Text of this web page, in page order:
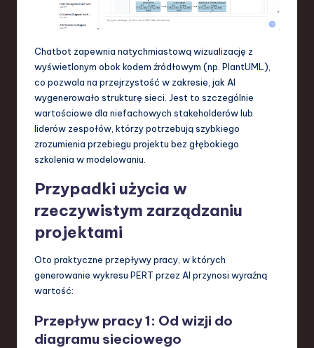
Chatbot zapewnia natychmiastową wizualizację z
wyświetlonym obok kodem źródłowym (np. PlantUML),
co pozwala na przejrzystość w zakresie, jak AI
wygenerowało strukturę sieci. Jest to szczególnie
wartościowe dla niefachowych stakeholderów lub
liderów zespołów, którzy potrzebują szybkiego
zrozumienia przebiegu projektu bez głębokiego
szkolenia w modelowaniu.
Przypadki użycia w
rzeczywistym zarządzaniu
projektami
Oto praktyczne przepływy pracy, w których
generowanie wykresu PERT przez AI przynosi wyraźną
wartość:
Przepływ pracy 1: Od wizji do
diagramu sieciowego